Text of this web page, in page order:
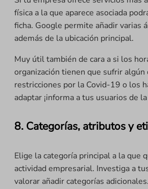
física a la que aparece asociada
ficha. Google permite añadir varias
además de la ubicación principal.
Muy útil también de cara a si los
organización tienen que sufrir algún
restricciones por la Covid-19 o los
adaptar ¡informa a tus usuarios de
8. Categorías, atributos y
Elige la categoría principal a la que
actividad empresarial. Investiga a
valorar añadir categorías adicionales.